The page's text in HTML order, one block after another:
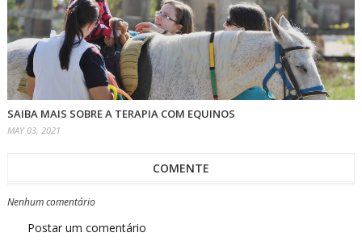
SAIBA MAIS SOBRE A TERAPIA COM EQUINOS
MAY 03, 2021
COMENTE
Nenhum comentário
Postar um comentário